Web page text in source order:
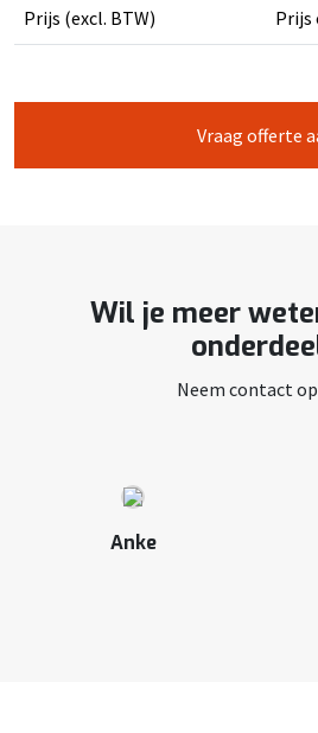
Prijs (excl. BTW) Prijs
Vraag offerte
Wil je meer
Neem contact
Anke